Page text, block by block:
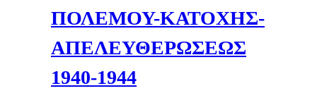
ΠΟΛΕΜΟΥ-ΚΑΤΟΧΗΣ-
ΑΠΕΛΕΥΘΕΡΩΣΕΩΣ
1940-1944